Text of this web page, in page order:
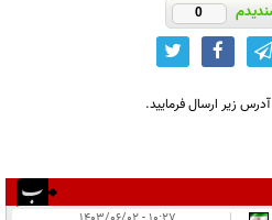
0
زیر ارسال فرمایید.